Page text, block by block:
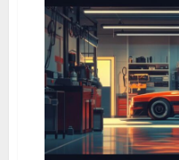
Mappy
pour
bien
votre
trajet
en